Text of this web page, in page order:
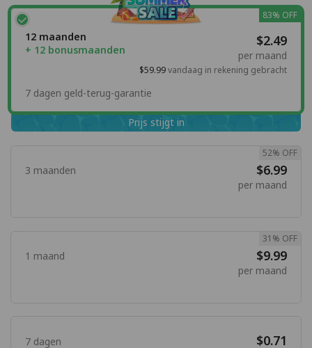
12 maanden
+ 12 bonusmaanden
$2.49
per maand
$59.99vandaag in rekening gebracht
83% OFF
7 dagen geld-terug-garantie
Prijs stijgt in
3 maanden $6.99
per maand
52% OFF
1 maand $9.99
per maand
31% OFF
7 dagen $0.71